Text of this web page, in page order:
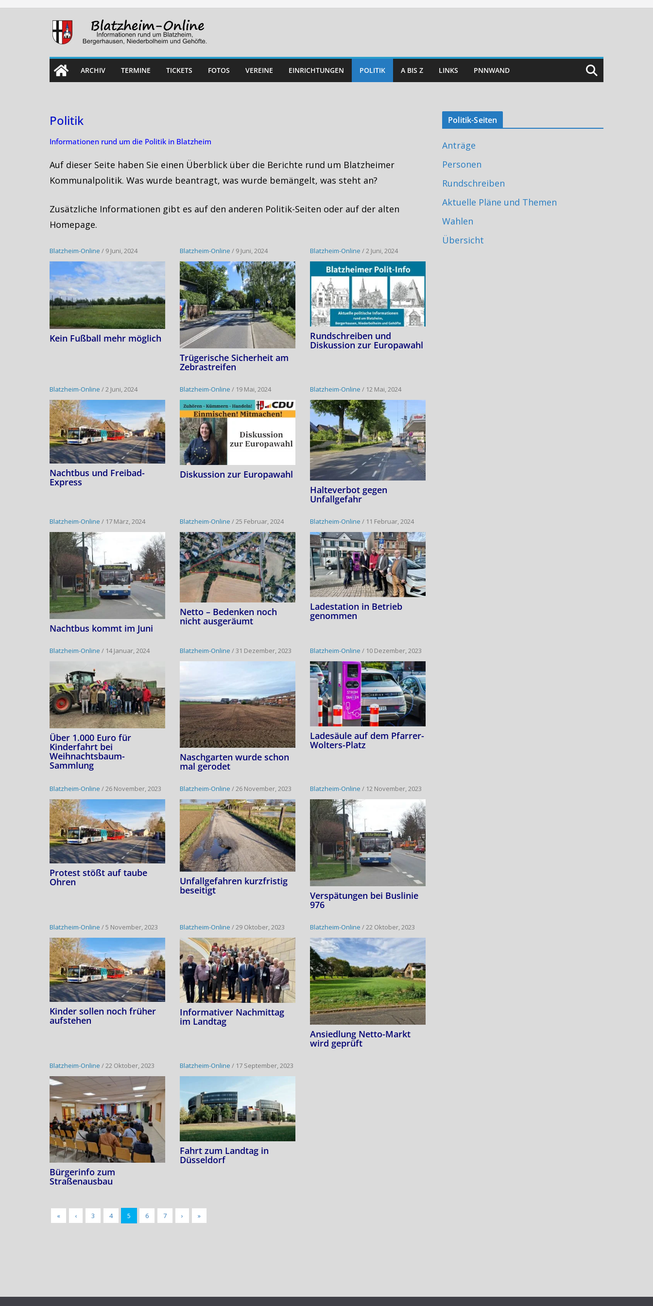
Skip
ARCHIV TERMINE TICKETS FOTOS VEREINE EINRICHTUNGEN POLITIK A BIS Z LINKS PNNWAND
Politik
Informationen rund um die Politik in Blatzheim
Auf dieser Seite haben Sie einen Überblick über die Berichte rund um Blatzheimer
Kommunalpolitik. Was wurde beantragt, was wurde bemängelt, was steht an?
Zusätzliche Informationen gibt es auf den anderen Politik-Seiten oder auf der alten
Homepage.
Blatzheim-Online / 9 Juni, 2024
Kein Fußball mehr möglich
Blatzheim-Online / 9 Juni, 2024
Trügerische Sicherheit am
Zebrastreifen
Blatzheim-Online /2 Juni, 2024
Rundschreiben und
Diskussion zur Europawahl
Blatzheim-Online / 2 Juni, 2024
Nachtbus und Freibad-
Express
Blatzheim-Online / 19 Mai, 2024
Diskussion zur Europawahl
Blatzheim-Online / 12 Mai, 2024
Halteverbot gegen
Unfallgefahr
Blatzheim-Online / 17 März, 2024
Nachtbus kommt im Juni
Blatzheim-Online /25 Februar, 2024
Netto – Bedenken noch
nicht ausgeräumt
Blatzheim-Online / 11 Februar, 2024
Ladestation in Betrieb
genommen
Blatzheim-Online / 14 Januar, 2024
Über 1.000 Euro für
Kinderfahrt bei
Weihnachtsbaum-
Sammlung
Blatzheim-Online /31 Dezember, 2023
Naschgarten wurde schon
mal gerodet
Blatzheim-Online / 10 Dezember, 2023
Ladesäule auf dem Pfarrer-
Wolters-Platz
Blatzheim-Online /26 November, 2023
Protest stößt auf taube
Ohren
Blatzheim-Online /26 November, 2023
Unfallgefahren kurzfristig
beseitigt
Blatzheim-Online / 12 November, 2023
Verspätungen bei Buslinie
976
Blatzheim-Online /5 November, 2023
Kinder sollen noch früher
aufstehen
Blatzheim-Online /29 Oktober, 2023
Informativer Nachmittag
im Landtag
Blatzheim-Online /22 Oktober, 2023
Ansiedlung Netto-Markt
wird geprüft
Blatzheim-Online / 22 Oktober, 2023
Bürgerinfo zum
Straßenausbau
Blatzheim-Online / 17 September, 2023
Fahrt zum Landtag in
Düsseldorf
« ‹ 3 4 5 6 7 › »
Politik-Seiten
Anträge
Personen
Rundschreiben
Aktuelle Pläne und Themen
Wahlen
Übersicht